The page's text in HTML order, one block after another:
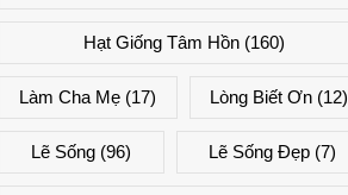
Hạt Giống Tâm Hồn(160)
Làm Cha Mẹ (17) Lòng Biết Ơn(12)
Lẽ Sống (96) Lẽ Sống Đẹp(7)